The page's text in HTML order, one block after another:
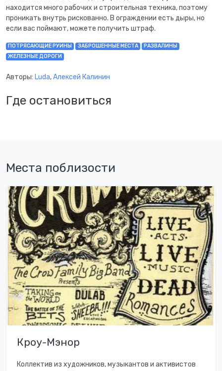
находится много рабочих и строительная техника, поэтому
проникать внутрь рискованно. В ограждении есть дыры, но
если вас поймают, можете получить штраф.
ПОТРЯСАЮЩИЕ РУИНЫ ЗАБРОШЕННЫЕ МЕСТА
РАЗВАЛИНЫ
ЖЕЛЕЗНЫЕ ДОРОГИ
Авторы: Luda,Алексей Калинин
Где остановиться
Места поблизости
Кроу-Мэнор
Коллектив из художников, музыкантов и активистов